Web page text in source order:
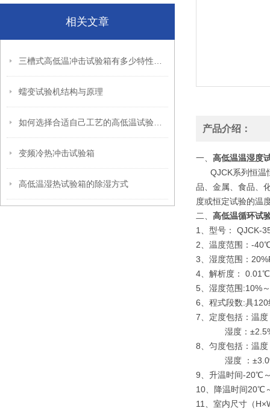
相关文章
蠕变试验机结构与原理
变频冷热冲击试验箱
高低温湿热试验箱的除湿方式
产品介绍：
一、 高低温温湿度
QJCK系列恒温恒
品、金属、食品、
度或恒定试验的温
二、 高低温循环试
1、型号： QJCK-
2、温度范围：-
3、湿度范围：
4、解析度：
5、湿度范围:10%
6、程式段数:具
7、定度包括：温
湿度：
8、匀度包括：温
湿度 ：
9、升温时间-20℃
10、降温时间20℃
11、室内尺寸（